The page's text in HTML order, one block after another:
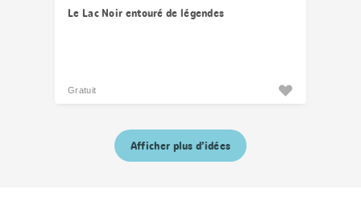
Le Lac Noir entouré de légendes
Gratuit
Afficher plus d’idées